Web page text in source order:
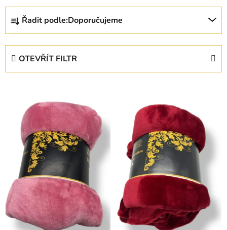
Ř
z
ů
Řadit podle:Doporučujeme
OTEVŘÍT FILTR
o
d
u
k